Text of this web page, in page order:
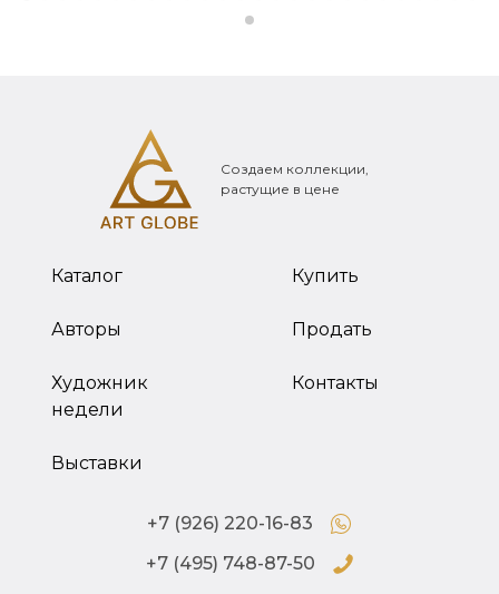
Создаем коллекции,
растущие в цене
Каталог
Авторы
Художник
недели
Выставки
Купить
Продать
Контакты
+7 (926) 220-16-83
+7 (495) 748-87-50